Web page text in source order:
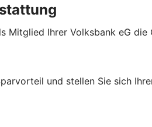
Mitglied Ihrer Volksbank eG die
und stellen Sie sich